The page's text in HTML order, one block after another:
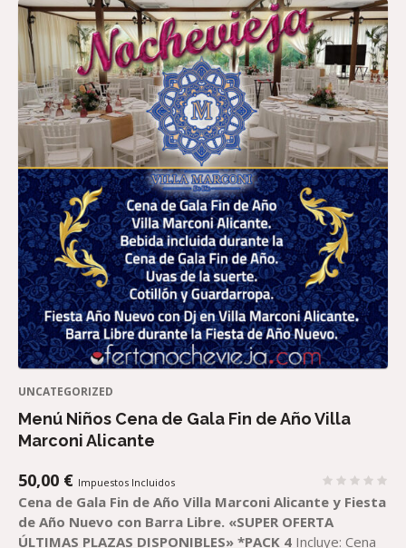
UNCATEGORIZED
Menú Niños Cena de Gala Fin de Año Villa
Marconi Alicante
50,00 € Impuestos Incluidos
Cena de Gala Fin de AñoVilla Marconi Alicantey Fiesta
deAño Nuevo con Barra Libre. «SUPER OFERTA
ÚLTIMAS PLAZAS DISPONIBLES» *PACK 4 Incluye: Cena